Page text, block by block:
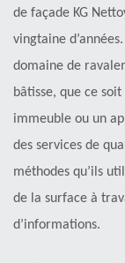
de façade KG
vingtaine
domaine de
bâtisse, que ce
immeuble ou un
des services de
méthodes qu’ils
de la surface à
d’informations.